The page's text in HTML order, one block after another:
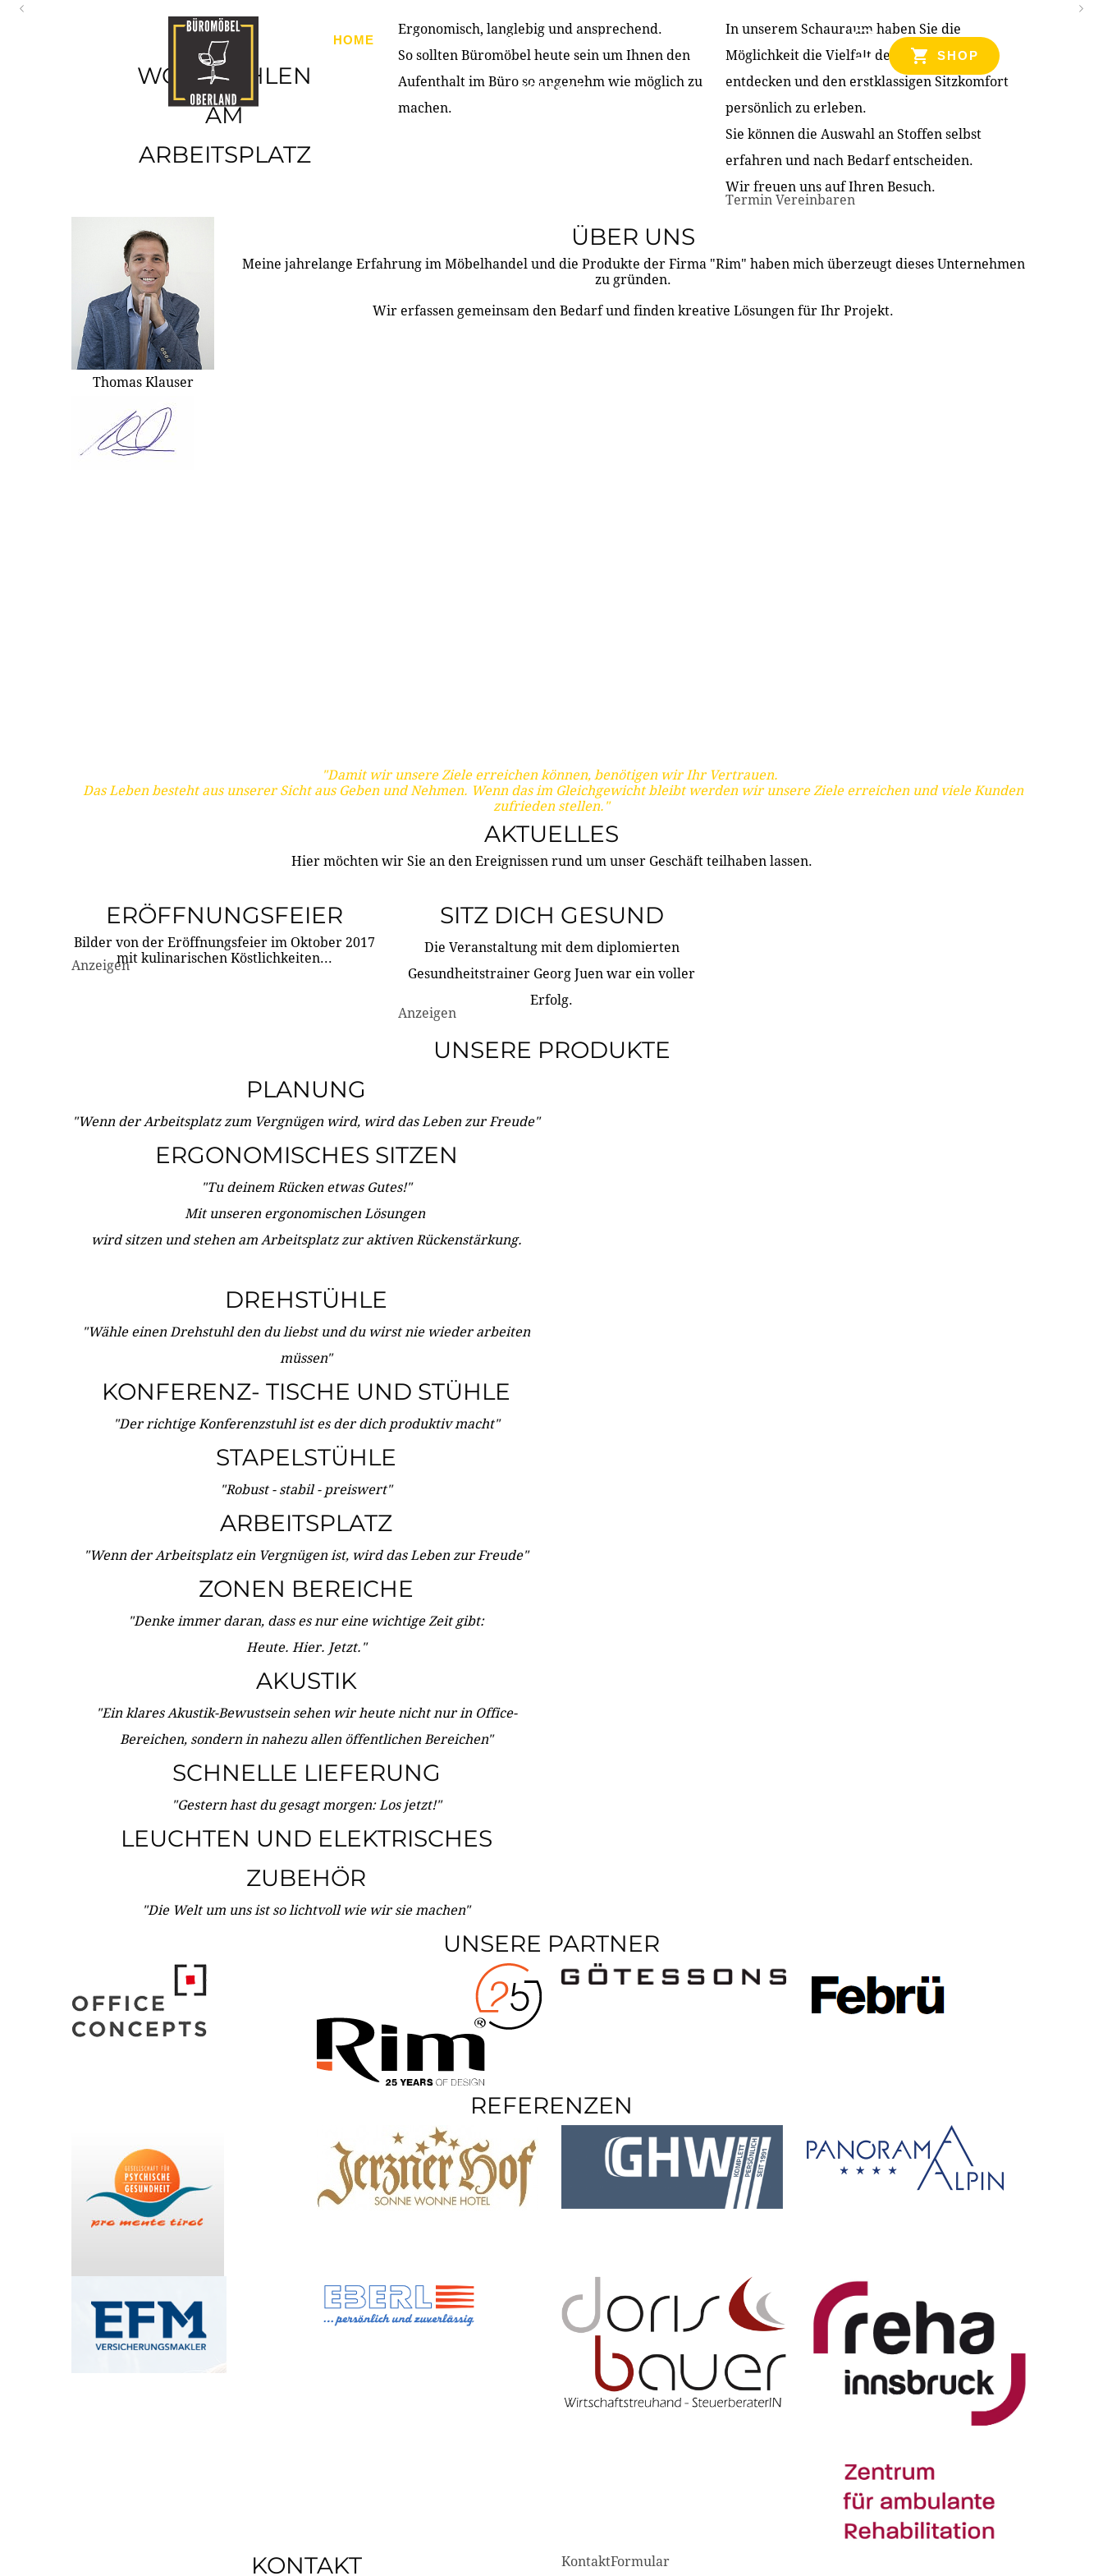
HOME PRODUKTE ÜBER UNS PARTNER & REFERENZEN
KONTAKT
SHOP
WOHLFÜHLEN
AM
ARBEITSPLATZ
Ergonomisch, langlebig und ansprechend.
So sollten Büromöbel heute sein um Ihnen den
Aufenthalt im Büro so angenehm wie möglich zu
machen.
In unserem Schauraum haben Sie die
Möglichkeit die Vielfalt der Produkte zu
entdecken und den erstklassigen Sitzkomfort
persönlich zu erleben.
Sie können die Auswahl an Stoffen selbst
erfahren und nach Bedarf entscheiden.
Wir freuen uns auf Ihren Besuch.
Termin Vereinbaren
Thomas Klauser
ÜBER UNS
Meine jahrelange Erfahrung im Möbelhandel und die Produkte der Firma "Rim" haben mich überzeugt dieses Unternehmen
zu gründen.
Wir erfassen gemeinsam den Bedarf und finden kreative Lösungen für Ihr Projekt.
"Damit wir unsere Ziele erreichen können, benötigen wir Ihr Vertrauen.
Das Leben besteht aus unserer Sicht aus Geben und Nehmen. Wenn das im Gleichgewicht bleibt werden wir unsere Ziele erreichen und viele Kunden
zufrieden stellen."
AKTUELLES
Hier möchten wir Sie an den Ereignissen rund um unser Geschäft teilhaben lassen.
ERÖFFNUNGSFEIER
Bilder von der Eröffnungsfeier im Oktober 2017
mit kulinarischen Köstlichkeiten...
Anzeigen
SITZ DICH GESUND
Die Veranstaltung mit dem diplomierten
Gesundheitstrainer Georg Juen war ein voller
Erfolg.
Anzeigen
UNSERE PRODUKTE
PLANUNG
"Wenn der Arbeitsplatz zum Vergnügen wird, wird das Leben zur Freude"
ERGONOMISCHES SITZEN
"Tu deinem Rücken etwas Gutes!"
Mit unseren ergonomischen Lösungen
wird sitzen und stehen am Arbeitsplatz zur aktiven Rückenstärkung.
DREHSTÜHLE
"Wähle einen Drehstuhl den du liebst und du wirst nie wieder arbeiten
müssen"
KONFERENZ- TISCHE UND STÜHLE
"Der richtige Konferenzstuhl ist es der dich produktiv macht"
STAPELSTÜHLE
"Robust - stabil - preiswert"
ARBEITSPLATZ
"Wenn der Arbeitsplatz ein Vergnügen ist, wird das Leben zur Freude"
ZONEN BEREICHE
"Denke immer daran, dass es nur eine wichtige Zeit gibt:
Heute. Hier. Jetzt."
AKUSTIK
"Ein klares Akustik-Bewustsein sehen wir heute nicht nur in Office-
Bereichen, sondern in nahezu allen öffentlichen Bereichen"
SCHNELLE LIEFERUNG
"Gestern hast du gesagt morgen: Los jetzt!"
LEUCHTEN UND ELEKTRISCHES
ZUBEHÖR
"Die Welt um uns ist so lichtvoll wie wir sie machen"
UNSERE PARTNER
REFERENZEN
KONTAKT KontaktFormular